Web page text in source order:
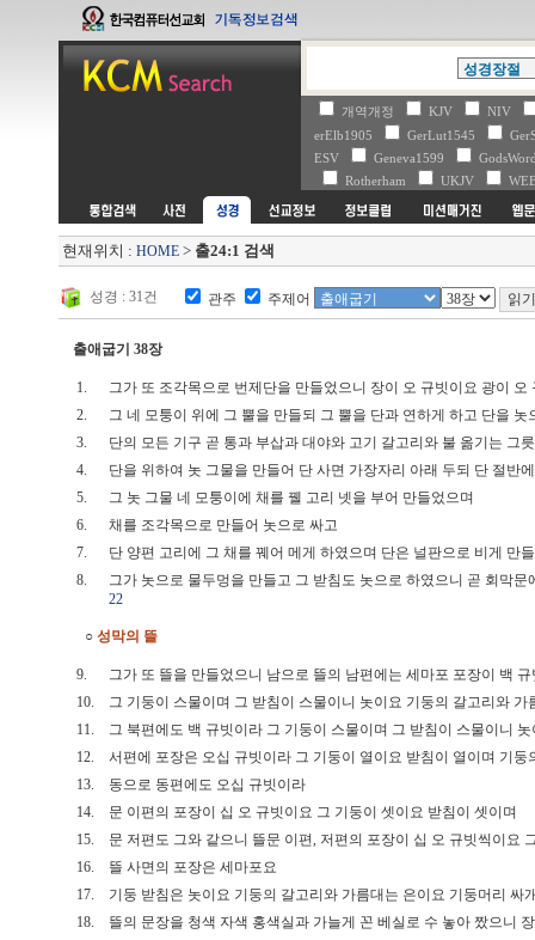
개역개정 KJV
NIV
erElb1905
GerLut1545
ESV
Geneva1599
Rotherham
UKJV
현재위치 : HOME > 출24:1 검색
성경 : 31건 관주 주제어
출애굽기 38장
1.
그가 또 조각목으로 번제단을 만들었으니 장이 오 규빗이요 광이
2.
그 네 모퉁이 위에 그 뿔을 만들되 그 뿔을 단과 연하게 하고 단을
3.
단의 모든 기구 곧 통과 부삽과 대야와 고기 갈고리와 불 옮기는 그
4.
단을 위하여 놋 그물을 만들어 단 사면 가장자리 아래 두되 단 절반
5.
그 놋 그물 네 모퉁이에 채를 꿸 고리 넷을 부어 만들었으며
6.
채를 조각목으로 만들어 놋으로 싸고
7.
단 양편 고리에 그 채를 꿰어 메게 하였으며 단은 널판으로 비게 만
8.
그가 놋으로 물두멍을 만들고 그 받침도 놋으로 하였으니 곧 회막
22
○ 성막의 뜰
9.
그가 또 뜰을 만들었으니 남으로 뜰의 남편에는 세마포 포장이 백
10.
그 기둥이 스물이며 그 받침이 스물이니 놋이요 기둥의 갈고리와
11.
그 북편에도 백 규빗이라 그 기둥이 스물이며 그 받침이 스물이니
12.
서편에 포장은 오십 규빗이라 그 기둥이 열이요 받침이 열이며 기
13.
동으로 동편에도 오십 규빗이라
14.
문 이편의 포장이 십 오 규빗이요 그 기둥이 셋이요 받침이 셋이며
15.
문 저편도 그와 같으니 뜰문 이편, 저편의 포장이 십 오 규빗씩이
16.
뜰 사면의 포장은 세마포요
17.
기둥 받침은 놋이요 기둥의 갈고리와 가름대는 은이요 기둥머리
18.
뜰의 문장을 청색 자색 홍색실과 가늘게 꼰 베실로 수 놓아 짰으니